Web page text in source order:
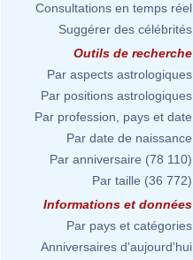
Consultations en temps réel
Suggérer des célébrités
Outils de recherche
Par aspects astrologiques
Par positions astrologiques
Par profession, pays et date
Par date de naissance
Par anniversaire (78 110)
Par taille (36 772)
Informations et données
Par pays et catégories
Anniversaires d'aujourd'hui